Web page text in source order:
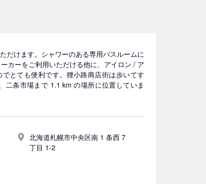
だけます。シャワーのある専用バスルームに
カーをご利用いただける他に、アイロン / ア
とても便利です。狸小路商店街は歩いてす
二条市場まで 1.1 km の場所に位置していま
北海道札幌市中央区南 1 条西 7
丁目 1-2